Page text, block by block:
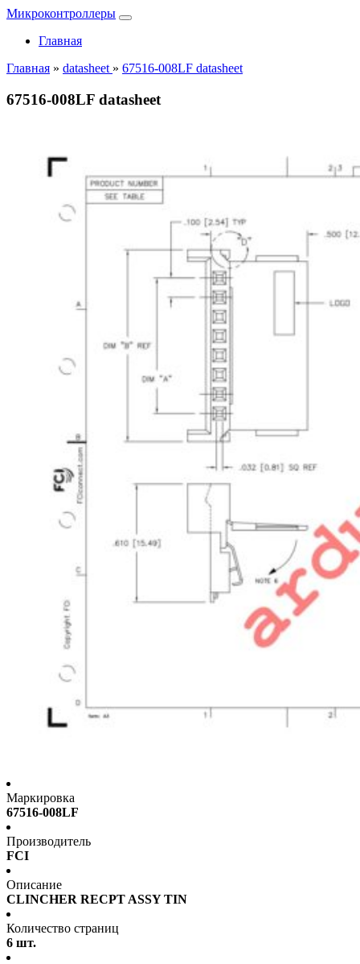
Микроконтроллеры
Главная
Главная » datasheet » 67516-008LF datasheet
67516-008LF datasheet
Маркировка
67516-008LF
Производитель
FCI
Описание
CLINCHER RECPT ASSY TIN
Количество страниц
6 шт.